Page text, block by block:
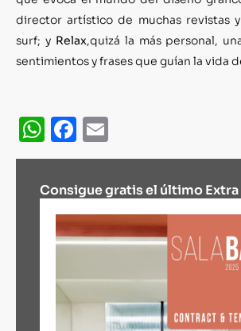
director artístico de muchas revistas
surf; y Relax,quizá la más personal,
sentimientos y frases que guían la vida
WhatsApp
Facebook
Consigue gratis el último